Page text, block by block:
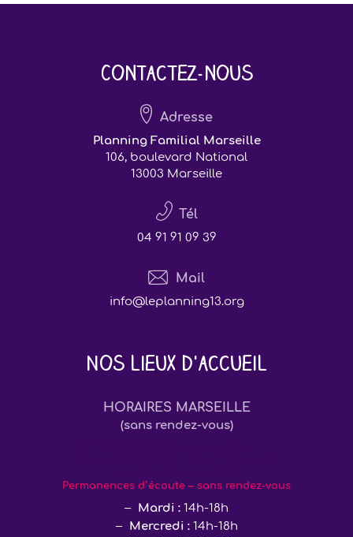
Contactez-nous
Adresse
Planning Familial Marseille
106, boulevard National
13003 Marseille
Tél
04 91 91 09 39
Mail
info@leplanning13.org
Nos lieux d'accueil
HORAIRES MARSEILLE
(sans rendez-vous)
Permanences d’écoute – sans rendez-vous
Mardi : 14h-18h
Mercredi :14h-18h